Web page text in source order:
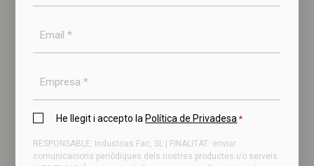
per pernils i espatlles
Política
privadesa
He llegit i accepto la Política de Privadesa *
RESPONSABLE: Industrias Fac, SL | FINALITAT: enviar
comunicacions periòdiques dels nostres productes i/o serveis.